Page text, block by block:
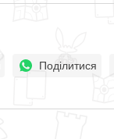
Поділитися